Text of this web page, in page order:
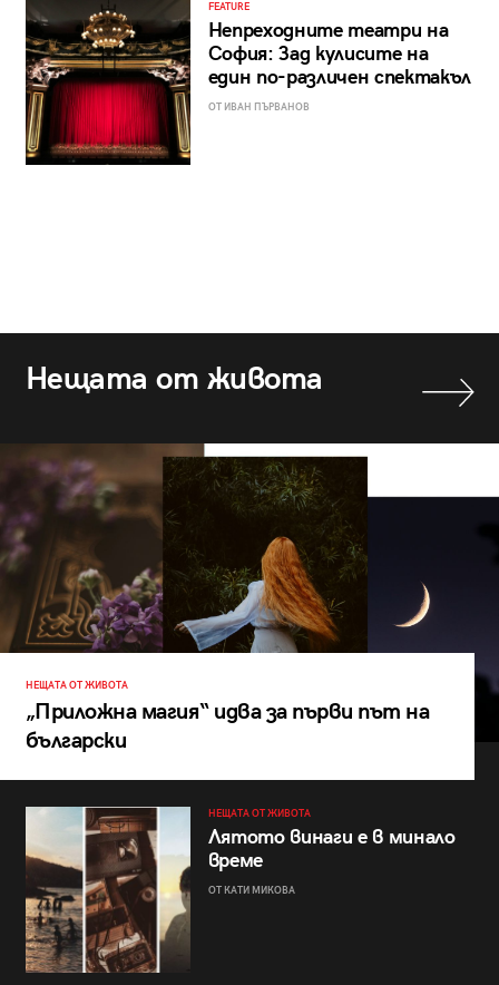
FEATURE
Непреходните театри на
София: Зад кулисите на
един по-различен спектакъл
ОТ ИВАН ПЪРВАНОВ
Нещата от живота
НЕЩАТА ОТ ЖИВОТА
„Приложна магия“ идва за първи път на
български
НЕЩАТА ОТ ЖИВОТА
Лятото винаги е в минало
време
ОТ КАТИ МИКОВА